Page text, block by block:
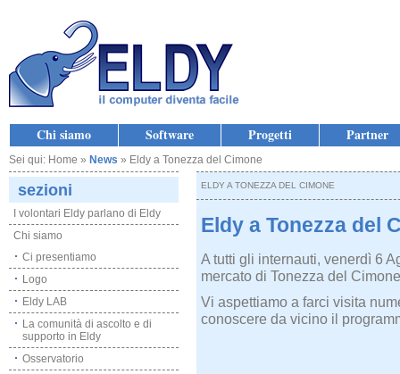
Chi siamo Software Progetti Partner
Sei qui: Home » News » Eldy a Tonezza del Cimone
sezioni
I volontari Eldy parlano di Eldy
Chi siamo
Ci presentiamo
Logo
Eldy LAB
La comunità di ascolto e di
supporto in Eldy
Osservatorio
ELDY A TONEZZA DEL CIMONE
Eldy a Tonezza del
A tutti gli internauti, venerdì 6
mercato di Tonezza del
Vi aspettiamo a farci visita
conoscere da vicino il